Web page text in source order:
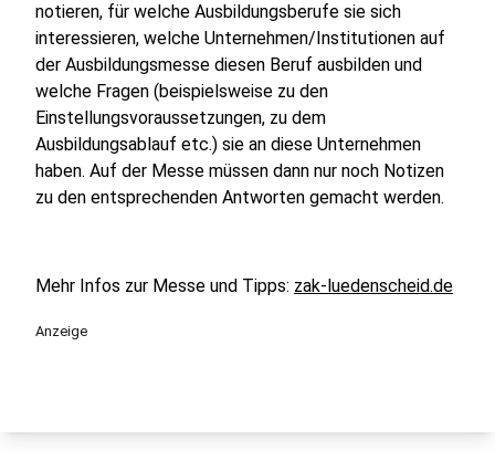
notieren, für welche Ausbildungsberufe sie sich
interessieren, welche Unternehmen/Institutionen auf
der Ausbildungsmesse diesen Beruf ausbilden und
welche Fragen (beispielsweise zu den
Einstellungsvoraussetzungen, zu dem
Ausbildungsablauf etc.) sie an diese Unternehmen
haben. Auf der Messe müssen dann nur noch Notizen
zu den entsprechenden Antworten gemacht werden.
Mehr Infos zur Messe und Tipps: zak-luedenscheid.de
Anzeige